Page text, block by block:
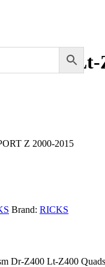
Z400 Lt-
Z 2000-2015
Brand: RICKS
Dr-Z400 Lt-Z400